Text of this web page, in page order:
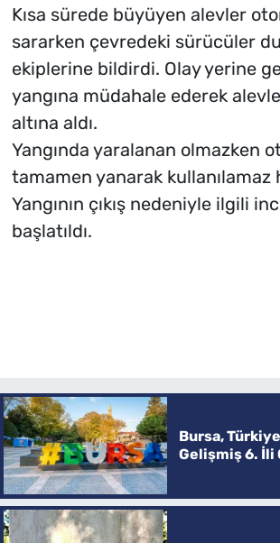
Kısa sürede büyüyen alevler
sararken çevredeki sürücüler
ekiplerine bildirdi. Olay yerine
yangına müdahale ederek
altına aldı.
Yangında yaralanan olmazken
tamamen yanarak kullanılamaz
Yangının çıkış nedeniyle ilgili
başlatıldı.
Bursa,
Gelişmiş 6. İli